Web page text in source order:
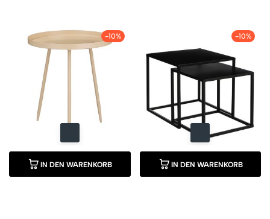
-10%
IN DEN WARENKORB
-10%
IN DEN WARENKORB